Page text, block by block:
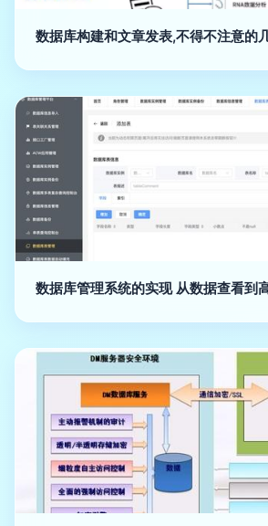
数据库构建和文章发表,不得不注意的
数据库管理系统的实现 从数据查看到